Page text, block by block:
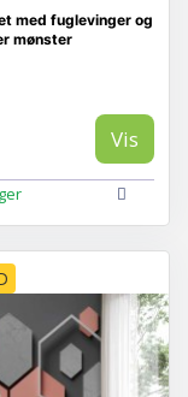
med fuglevinger og
mønster
Vis